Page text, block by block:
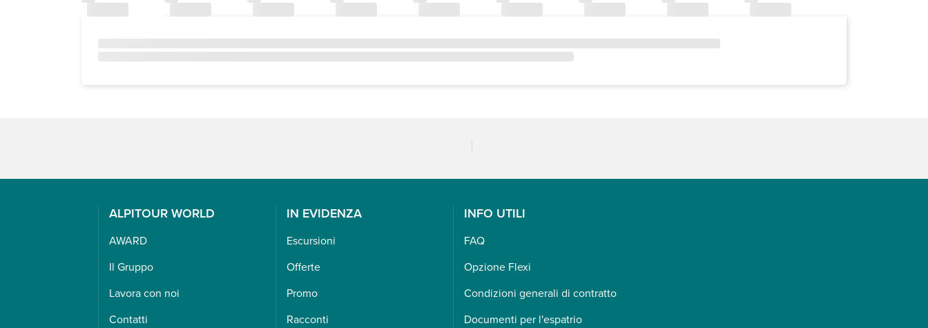
ALPITOUR WORLD
AWARD
Il Gruppo
Lavora con noi
Contatti
IN EVIDENZA
Escursioni
Offerte
Promo
Racconti
INFO UTILI
FAQ
Opzione Flexi
Condizioni generali di contratto
Documenti per l'espatrio